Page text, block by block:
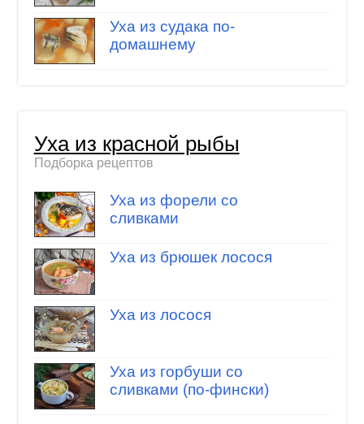
Уха из судака по-
домашнему
Уха из красной рыбы
Подборка рецептов
Уха из форели со
сливками
Уха из брюшек лосося
Уха из лосося
Уха из горбуши со
сливками (по-фински)